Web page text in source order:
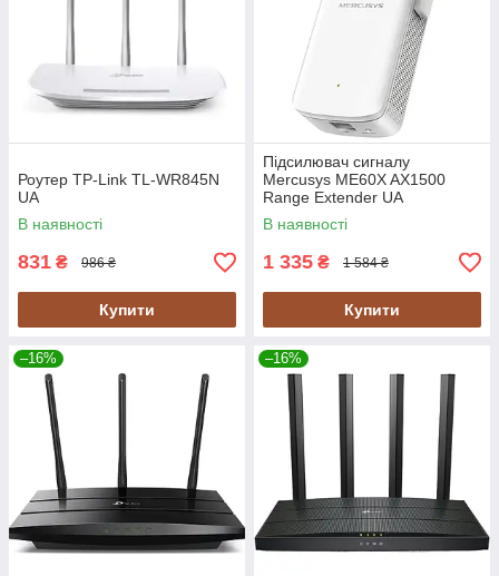
Роутер TP-Link TL-WR845N
UA
В наявності
831 ₴ 986 ₴
Купити
Підсилювач сигналу
Mercusys ME60X AX1500
Range Extender UA
В наявності
1 335 ₴ 1 584 ₴
Купити
–16% –16%